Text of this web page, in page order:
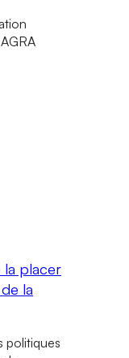
la placer
la
politiques